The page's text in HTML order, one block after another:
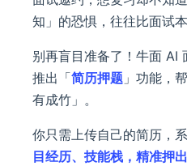
知」的恐惧，往往比面试
别再盲目准备了！牛面 AI
推出「简历押题 」功能，
有成竹」。
你只需上传自己的简历，
目经历、技能栈，精准押